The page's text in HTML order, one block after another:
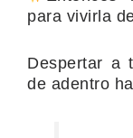
para vivirla
Despertar a
de adentro